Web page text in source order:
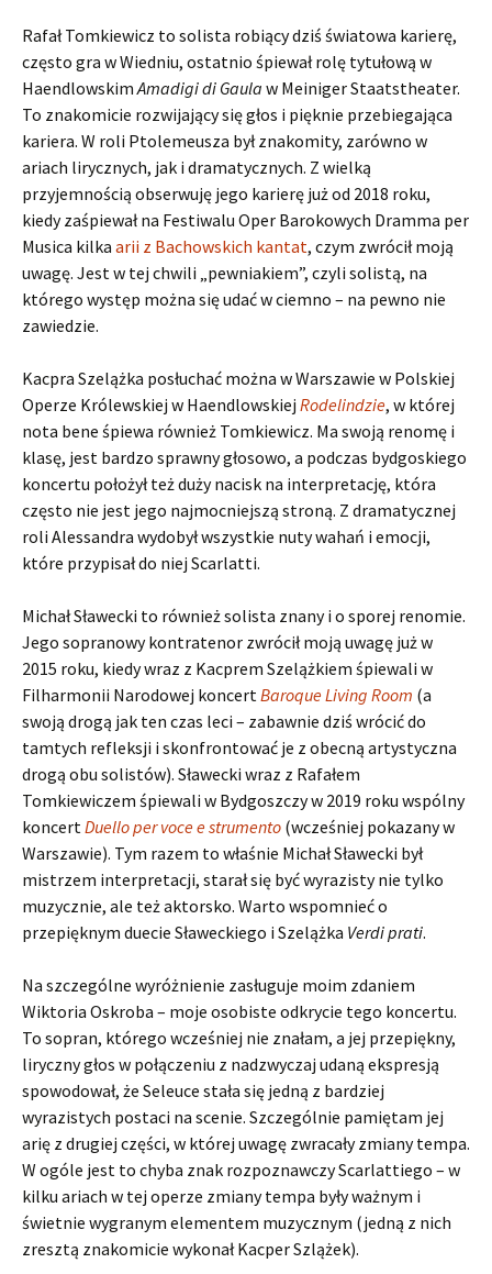
Rafał Tomkiewicz to solista robiący dziś światowa karierę,
często gra w Wiedniu, ostatnio śpiewał rolę tytułową w
HaendlowskimAmadigi di Gaula w Meiniger Staatstheater.
To znakomicie rozwijający się głos i pięknie przebiegająca
kariera. W roli Ptolemeusza był znakomity, zarówno w
ariach lirycznych, jak i dramatycznych. Z wielką
przyjemnością obserwuję jego karierę już od 2018 roku,
kiedy zaśpiewał na Festiwalu Oper Barokowych Dramma per
Musica kilka arii z Bachowskich kantat, czym zwrócił moją
uwagę. Jest w tej chwili „pewniakiem”, czyli solistą, na
którego występ można się udać w ciemno – na pewno nie
zawiedzie.
Kacpra Szelążka posłuchać można w Warszawie w Polskiej
Operze Królewskiej w Haendlowskiej Rodelindzie, w której
nota bene śpiewa również Tomkiewicz. Ma swoją renomę i
klasę, jest bardzo sprawny głosowo, a podczas bydgoskiego
koncertu położył też duży nacisk na interpretację, która
często nie jest jego najmocniejszą stroną. Z dramatycznej
roli Alessandra wydobył wszystkie nuty wahań i emocji,
które przypisał do niej Scarlatti.
Michał Sławecki to również solista znany i o sporej renomie.
Jego sopranowy kontratenor zwrócił moją uwagę już w
2015 roku, kiedy wraz z Kacprem Szelążkiem śpiewali w
Filharmonii Narodowej koncertBaroque Living Room (a
swoją drogą jak ten czas leci – zabawnie dziś wrócić do
tamtych refleksji i skonfrontować je z obecną artystyczna
drogą obu solistów). Sławecki wraz z Rafałem
Tomkiewiczem śpiewali w Bydgoszczy w 2019 roku wspólny
koncertDuello per voce e strumento (wcześniej pokazany w
Warszawie). Tym razem to właśnie Michał Sławecki był
mistrzem interpretacji, starał się być wyrazisty nie tylko
muzycznie, ale też aktorsko. Warto wspomnieć o
przepięknym duecie Sławeckiego i Szelążka Verdi prati.
Na szczególne wyróżnienie zasługuje moim zdaniem
Wiktoria Oskroba – moje osobiste odkrycie tego koncertu.
To sopran, którego wcześniej nie znałam, a jej przepiękny,
liryczny głos w połączeniu z nadzwyczaj udaną ekspresją
spowodował, że Seleuce stała się jedną z bardziej
wyrazistych postaci na scenie. Szczególnie pamiętam jej
arię z drugiej części, w której uwagę zwracały zmiany tempa.
W ogóle jest to chyba znak rozpoznawczy Scarlattiego – w
kilku ariach w tej operze zmiany tempa były ważnym i
świetnie wygranym elementem muzycznym (jedną z nich
zresztą znakomicie wykonał Kacper Szlążek).